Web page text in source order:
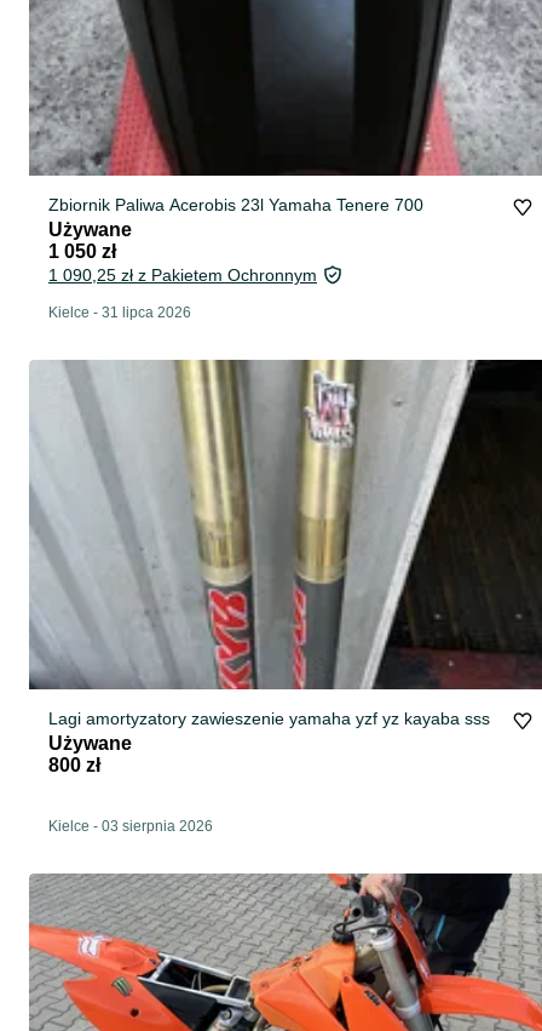
Zbiornik Paliwa Acerobis 23l Yamaha Tenere 700
Używane
1 050 zł
1 090,25 zł z Pakietem Ochronnym
Kielce - 31 lipca 2026
Lagi amortyzatory zawieszenie yamaha yzf yz kayaba sss
Używane
800 zł
Kielce - 03 sierpnia 2026